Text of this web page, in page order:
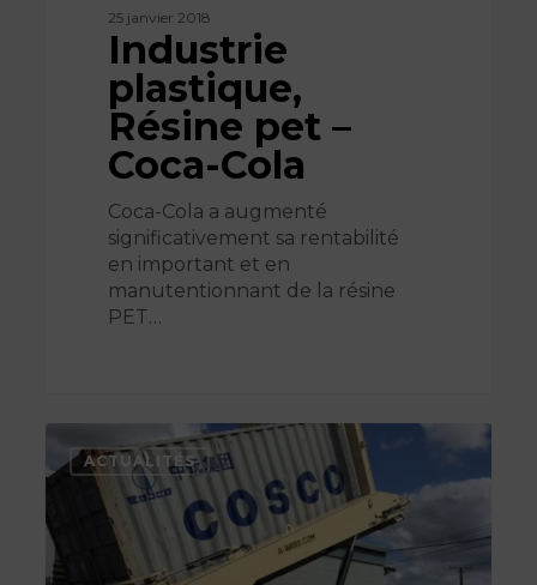
25 janvier 2018
Industrie
plastique,
Résine pet –
Coca-Cola
Coca-Cola a augmenté
significativement sa rentabilité
en important et en
manutentionnant de la résine
PET…
alimentaire,
Nestle,
Singapour
ACTUALITÉS